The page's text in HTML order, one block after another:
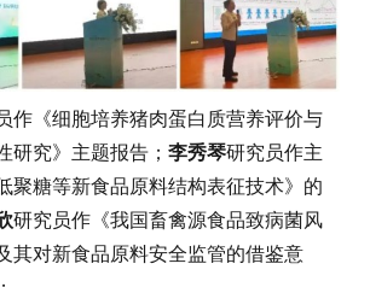
作《细胞培养猪肉蛋白质营养评价与
研究》主题报告； 李秀琴研究员作主
聚糖等新食品原料结构表征技术》的
研究员作《我国畜禽源食品致病菌风
其对新食品原料安全监管的借鉴意